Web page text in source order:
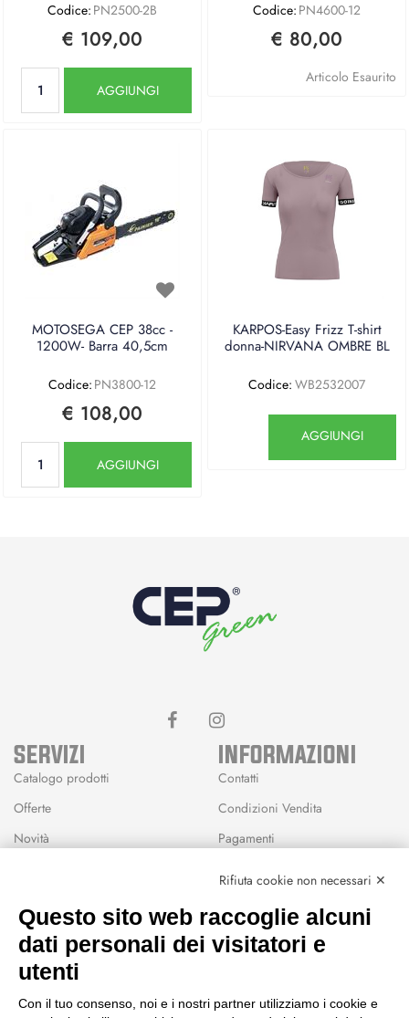
Codice: PN2500-2B
€ 109,00
AGGIUNGI
Codice: PN4600-12
€ 80,00
Articolo Esaurito
MOTOSEGA CEP 38cc -
1200W- Barra 40,5cm
Codice: PN3800-12
€ 108,00
AGGIUNGI
KARPOS-Easy Frizz T-shirt
donna-NIRVANA OMBRE BL
Codice: WB2532007
AGGIUNGI
SERVIZI
Catalogo prodotti
Offerte
Novità
Wishlist
INFORMAZIONI
Contatti
Condizioni Vendita
Pagamenti
CEP GREEN
Fanano (MO)
Rifiuta cookie non necessari ✕
Questo sito web raccoglie alcuni
dati personali dei visitatori e
utenti
Con il tuo consenso, noi e i nostri partner utilizziamo i cookie e